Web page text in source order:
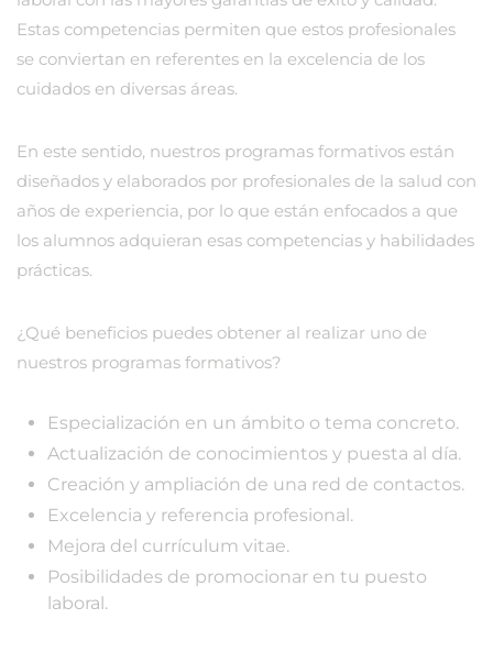
Estas competencias permiten que estos profesionales
se conviertan en referentes en la excelencia de los
cuidados en diversas áreas.
En este sentido, nuestros programas formativos están
diseñados y elaborados por profesionales de la salud con
años de experiencia, por lo que están enfocados a que
los alumnos adquieran esas competencias y habilidades
prácticas.
¿Qué beneficios puedes obtener al realizar uno de
nuestros programas formativos?
Especialización en un ámbito o tema concreto.
Actualización de conocimientos y puesta al día.
Creación y ampliación de una red de contactos.
Excelencia y referencia profesional.
Mejora del currículum vitae.
Posibilidades de promocionar en tu puesto
laboral.